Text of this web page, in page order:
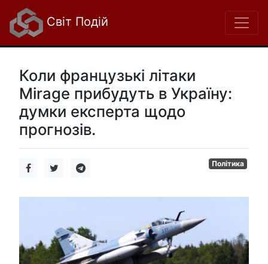
Світ Подій
Коли французькі літаки
Mirage прибудуть в Україну:
думки експерта щодо
прогнозів.
Політика